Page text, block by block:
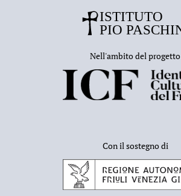
Nell'ambito del progetto
Con il sostegno di